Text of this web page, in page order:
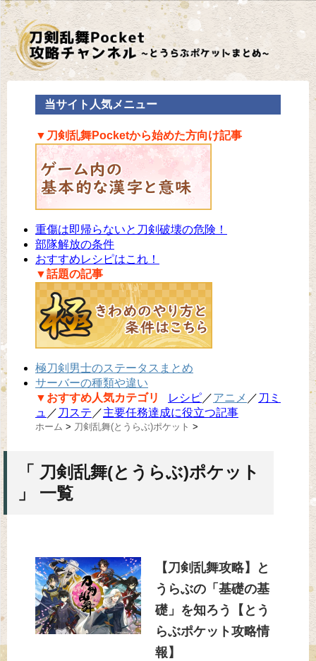
当サイト人気メニュー
▼刀剣乱舞Pocketから始めた方向け記事
重傷は即帰らないと刀剣破壊の危険！
部隊解放の条件
おすすめレシピはこれ！
▼話題の記事
極刀剣男士のステータスまとめ
サーバーの種類や違い
▼おすすめ人気カテゴリ
レシピ／アニメ ／ 刀ミ
ュ ／ 刀ステ ／主要任務達成に役立つ記事
ホーム > 刀剣乱舞(とうらぶ)ポケット >
「 刀剣乱舞(とうらぶ)ポケット
」 一覧
【刀剣乱舞攻略】と
うらぶの「基礎の基
礎」を知ろう【とう
らぶポケット攻略情
報】